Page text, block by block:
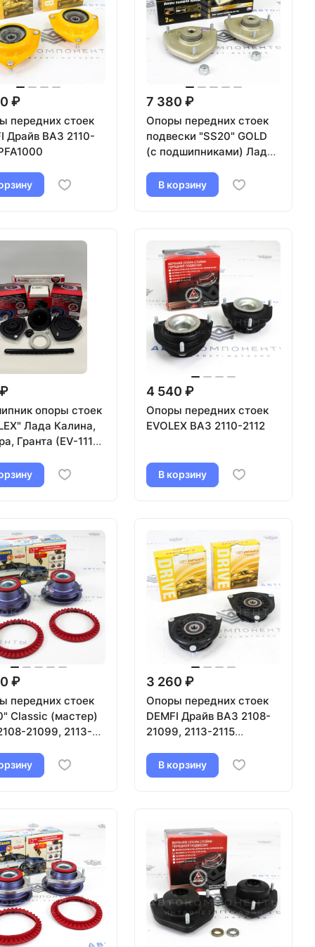
₽
передних стоек
Драйв ВАЗ 2110-
7 380 ₽
Опоры передних стоек
подвески "SS20" GOLD
(с подшипниками) Лада
В корзину
опоры стоек
Лада Калина,
Гранта (EV-1118-
4 540 ₽
Опоры передних стоек
EVOLEX ВАЗ 2110-2112
В корзину
₽
передних стоек
Classic (мастер)
21099, 2113-
3 260 ₽
Опоры передних стоек
DEMFI Драйв ВАЗ 2108-
21099, 2113-2115
В корзину